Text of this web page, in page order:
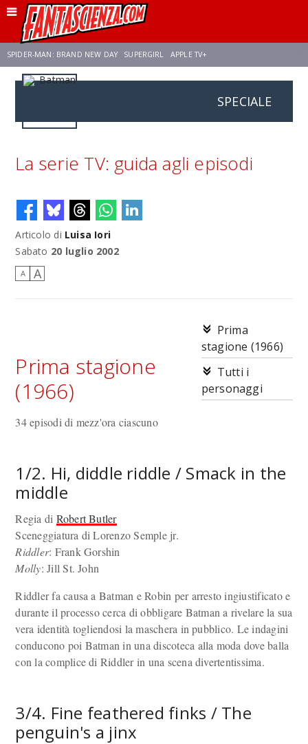
SPIDER-MAN: BRAND NEW DAY SUPERGIRL APPLE TV+
AVENGERS: DOOMSDAY
SPECIALE
La serie TV: guida agli episodi
Articolo di Luisa Iori
Sabato 20 luglio 2002
A A
Prima
stagione (1966)
Tutti i
personaggi
Prima stagione
(1966)
34 episodi di mezz'ora ciascuno
1/2. Hi, diddle riddle / Smack in the
middle
Regia di Robert Butler
Sceneggiatura di Lorenzo Semple jr.
Riddler: Frank Gorshin
Molly: Jill St. John
Riddler fa causa a Batman e Robin per arresto ingiustificato e
durante il processo cerca di obbligare Batman a rivelare la sua
vera identità togliendosi la maschera in pubblico. Le indagini
conducono poi Batman in una discoteca alla moda dove balla
con la complice di Riddler in una scena divertentissima.
3/4. Fine feathered finks / The
penguin's a jinx